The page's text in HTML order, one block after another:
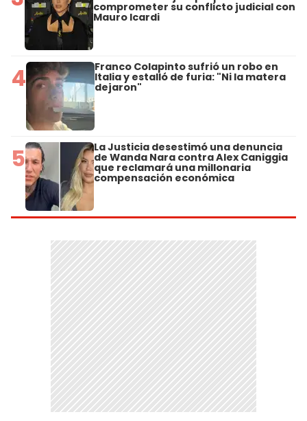
comprometer su conflicto judicial con
Mauro Icardi
4 Franco Colapinto sufrió un robo en
Italia y estalló de furia: "Ni la matera
dejaron"
5 La Justicia desestimó una denuncia
de Wanda Nara contra Alex Caniggia
que reclamará una millonaria
compensación económica